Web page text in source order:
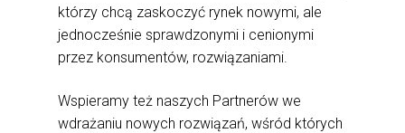
którzy chcą zaskoczyć rynek nowymi, ale
jednocześnie sprawdzonymi i cenionymi
przez konsumentów, rozwiązaniami.
Wspieramy też naszych Partnerów we
wdrażaniu nowych rozwiązań, wśród których